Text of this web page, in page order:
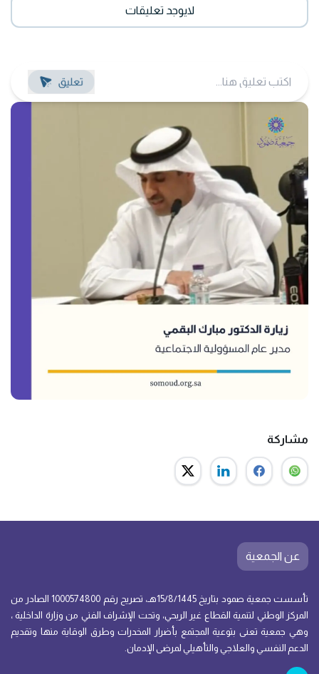
لايوجد تعليقات
مشاركة
عن الجمعية
تأسست جمعية صمود بتاريخ 15/8/1445هـ، تصريح رقم 1000574800 الصادر من
المركز الوطني لتنمية القطاع غير الربحي، وتحت الإشراف الفني من وزارة الداخلية ،
وهي جمعية تعنى بتوعية المجتمع بأضرار المخدرات وطرق الوقاية منها وتقديم
الدعم النفسي والعلاجي والتأهيلي لمرضى الإدمان.